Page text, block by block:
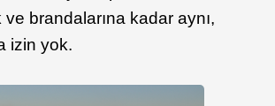
ve brandalarına kadar aynı,
izin yok.